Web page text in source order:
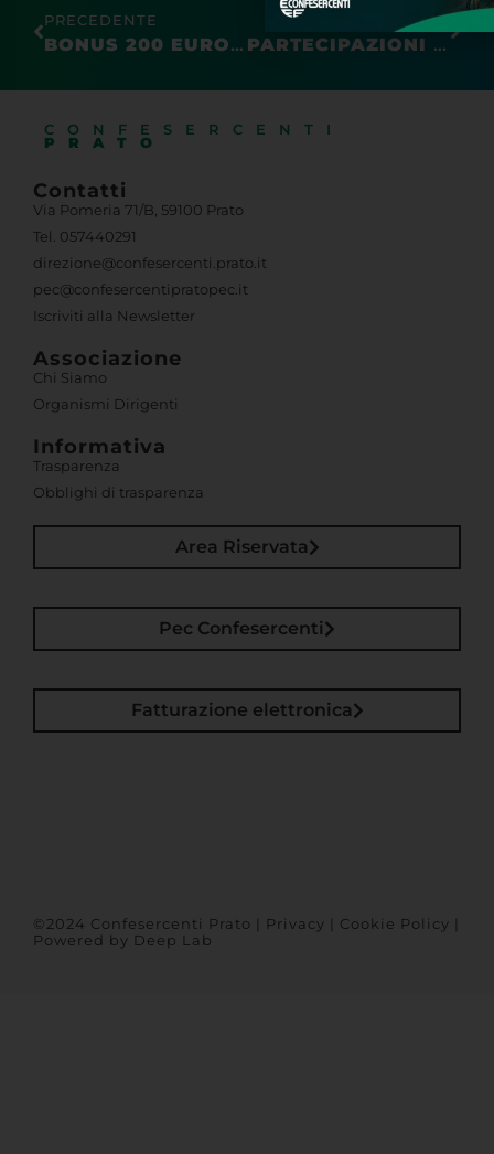
PRECEDENTE
BONUS 200 EURO AUTONOMI: AL VIA LE DOMANDE
SUCCESSIVO
PARTECIPAZIONI QUALIFICATE: UTILI INCASSATI DAL 1° GENNAIO 2023 CON RITENUTA AL 26%
CONFESERCENTI
PRATO
Contatti
Via Pomeria 71/B, 59100 Prato
Tel. 057440291
direzione@confesercenti.prato.it
pec@confesercentipratopec.it
Iscriviti alla Newsletter
Associazione
Chi Siamo
Organismi Dirigenti
Informativa
Trasparenza
Obblighi di trasparenza
Area Riservata
Pec Confesercenti
Fatturazione elettronica
©2024 Confesercenti Prato | Privacy Cookie Policy
Powered by Deep Lab